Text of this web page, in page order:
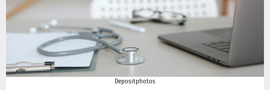
Depositphotos